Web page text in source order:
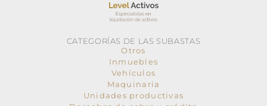
CATEGORÍAS DE LAS SUBASTAS
Otros
Inmuebles
Vehículos
Maquinaria
Unidades productivas